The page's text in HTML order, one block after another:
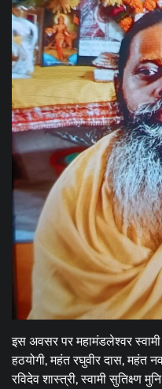
इस अवसर पर महामंडलेश्वर स्वामी
हठयोगी, महंत रघुवीर दास, महंत
रविदेव शास्त्री, स्वामी सुतिक्ष्ण